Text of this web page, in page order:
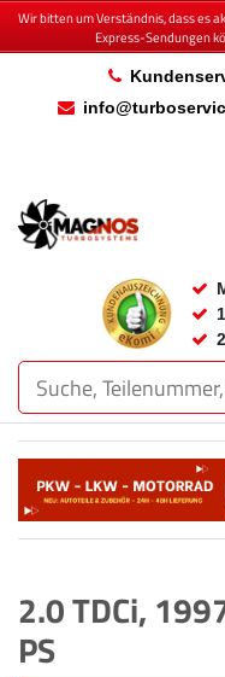
Wir bitten um Verständnis, dass es
Express-Sendungen
2.0 TDCi,
PS